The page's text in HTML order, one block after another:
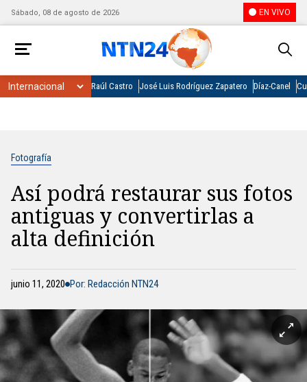
Sábado, 08 de agosto de 2026 EN VIVO
Raúl Castro José Luis Rodríguez Zapatero Díaz-Canel
Fotografía
Así podrá restaurar sus fotos
antiguas y convertirlas a
alta definición
junio 11, 2020 Por: Redacción NTN24